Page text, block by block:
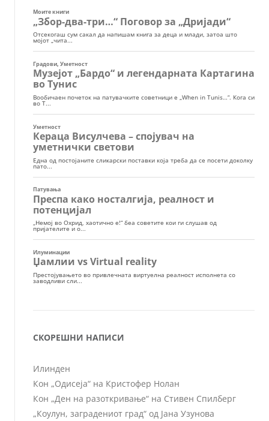
СКОРЕШНИ НАПИСИ
Илинден
Кон „Одисеја“ на Кристофер Нолан
Кон „Ден на разоткривање“ на Стивен Спилберг
„Коулун, заградениот град“ од Јана Узунова